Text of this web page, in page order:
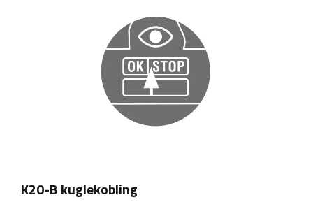
K20-B kuglekobling